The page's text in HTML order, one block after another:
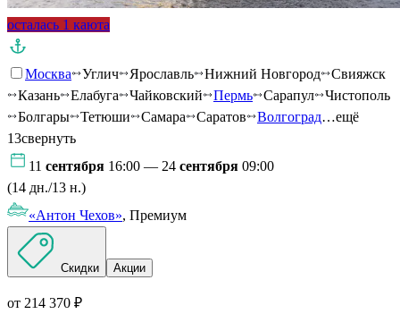
осталась 1 каюта
Москва Углич Ярославль Нижний Новгород
Свияжск
Казань
Елабуга Чайковский Пермь Сарапул
Чистополь
Болгары
Тетюши Самара Саратов Волгоград…ещё
13свернуть
11 сентября 16:00 — 24 сентября 09:00
(14 дн./13 н.)
«Антон Чехов», Премиум
Скидки Акции
от 214 370 ₽